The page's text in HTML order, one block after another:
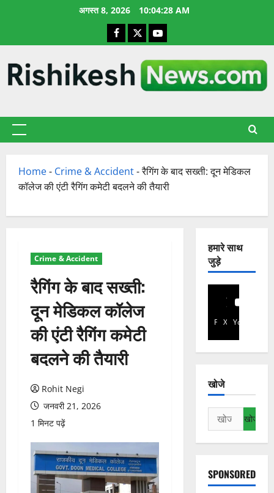
अगस्त 8, 2026 10:04:29 AM
Facebook
X YouTube
प्राथमिक
Home- Crime & Accident-रैगिंग के बाद सख्ती: दून मेडिकल
कॉलेज की एंटी रैगिंग कमेटी बदलने की तैयारी
Crime & Accident
रैगिंग के बाद सख्ती:
दून मेडिकल कॉलेज
की एंटी रैगिंग कमेटी
बदलने की तैयारी
Rohit Negi
जनवरी 21, 2026
1 मिनट पढ़ें
हमारे साथ
जुड़े
Facebook
X YouTube
खोजे
निम्न
को
खोजें:
SPONSORED